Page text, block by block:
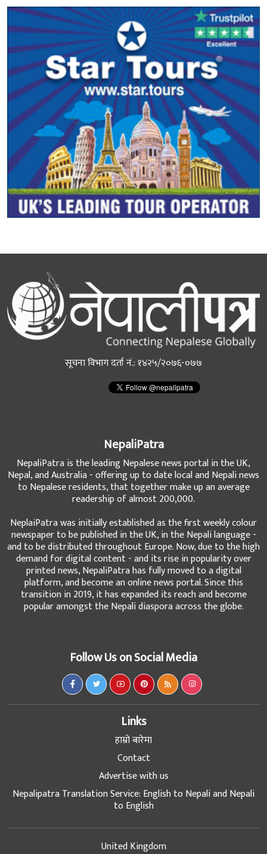
सूचना विभाग दर्ता नं.: १४२५/२०७६-०७७
NepaliPatra
NepaliPatra is the leading Nepalese news portal in the UK,
Nepal, and Australia - offering up to date local and Nepali news
to Nepalese residents, that together make up an average
readership of almost 200,000.
NeplaiPatra was initially established as the first weekly colour
newspaper to be published in the UK, in the Nepali language -
and to be distributed throughout Europe. Now, due to the high
demand for digital content - and its rise in popularity over
printed news, NepaliPatra has fully moved to a digital
platform, and become an online news portal. Since this
transition in 2019, it has expanded its reach and become
popular amongst the Nepali diaspora across the globe.
Follow Us on Social Media
Links
हाम्रो बारेमा
Contact
Advertise with us
Nepalipatra Translation Service: English to Nepali and Nepali
to English
United Kingdom